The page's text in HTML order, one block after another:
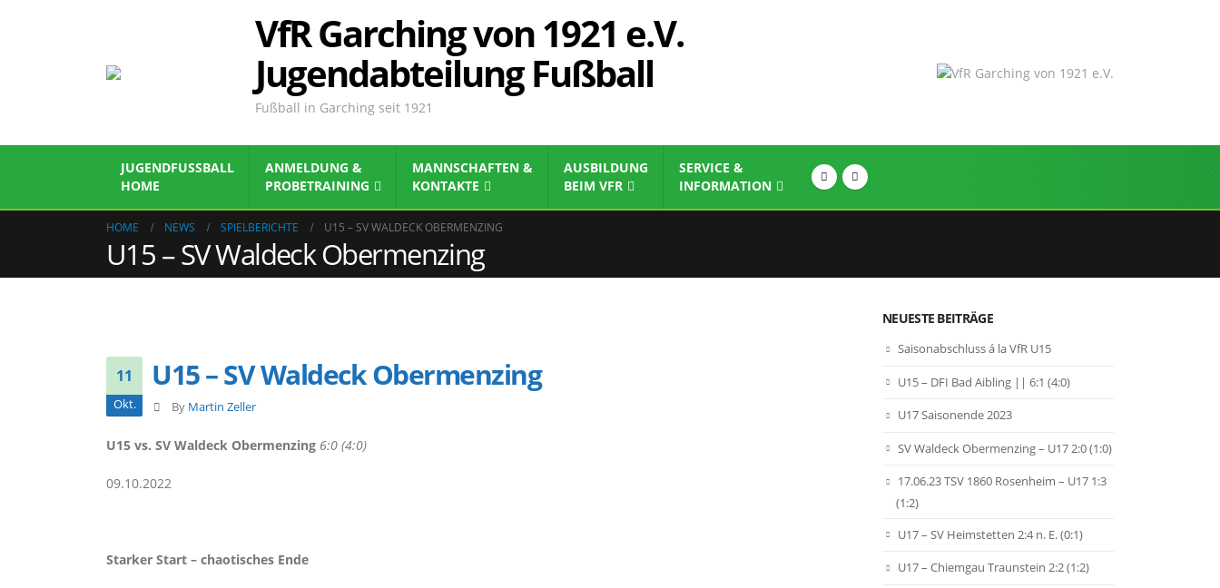
VfR Garching von 1921 e.V.
Jugendabteilung Fußball
Fußball in Garching seit 1921
JUGENDFUSSBALL
HOME
ANMELDUNG &
PROBETRAINING
MANNSCHAFTEN &
KONTAKTE
AUSBILDUNG
BEIM VFR
SERVICE &
INFORMATION
HOME NEWS SPIELBERICHTE U15 – SV WALDECK OBERMENZING
U15 – SV Waldeck Obermenzing
11
Okt.
U15 – SV Waldeck Obermenzing
By Martin Zeller
U15 vs. SV Waldeck Obermenzing 6:0 (4:0)
09.10.2022
Starker Start – chaotisches Ende
NEUESTE BEITRÄGE
Saisonabschluss á la VfR U15
U15 – DFI Bad Aibling || 6:1 (4:0)
U17 Saisonende 2023
SV Waldeck Obermenzing – U17 2:0 (1:0)
17.06.23 TSV 1860 Rosenheim – U17 1:3
(1:2)
U17 – SV Heimstetten 2:4 n. E. (0:1)
U17 – Chiemgau Traunstein 2:2 (1:2)